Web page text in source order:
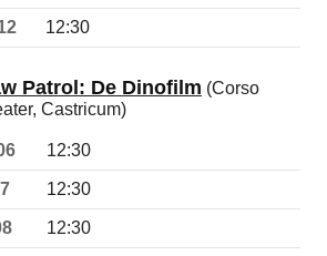
12:30
Patrol: De Dinofilm (Corso
Castricum)
12:30
12:30
12:30